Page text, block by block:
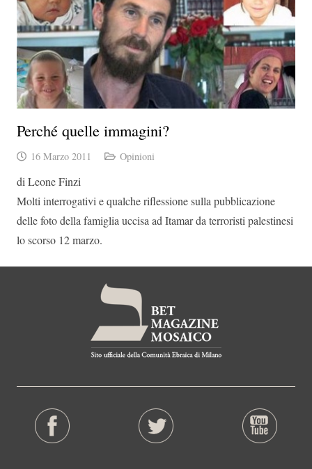
Perché quelle immagini?
16 Marzo 2011 Opinioni
di Leone Finzi
Molti interrogativi e qualche riflessione sulla pubblicazione
delle foto della famiglia uccisa ad Itamar da terroristi palestinesi
lo scorso 12 marzo.